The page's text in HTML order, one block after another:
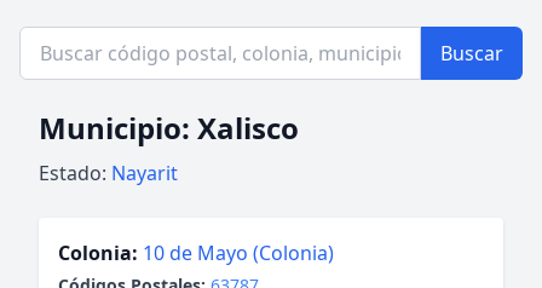
Buscar
Municipio: Xalisco
Estado: Nayarit
Colonia: 10 de Mayo (Colonia)